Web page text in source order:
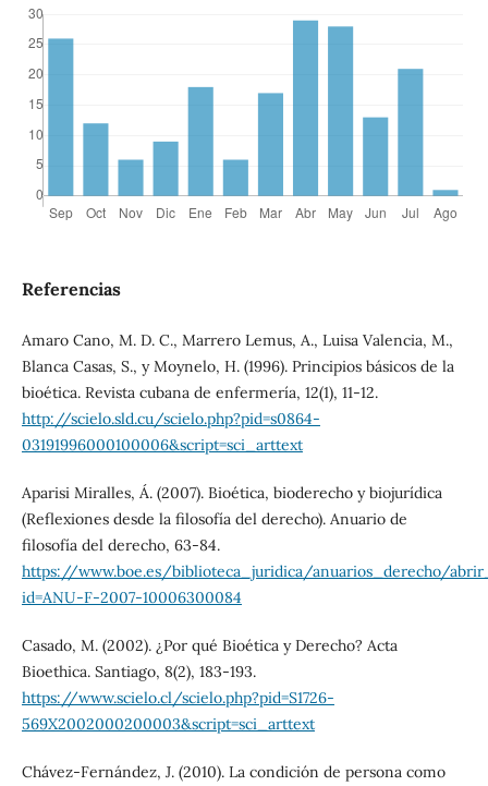
Referencias
Amaro Cano, M. D. C., Marrero Lemus, A., Luisa Valencia, M.,
Blanca Casas, S., y Moynelo, H. (1996). Principios básicos de la
bioética. Revista cubana de enfermería, 12(1), 11-12.
http://scielo.sld.cu/scielo.php?pid=s0864-
03191996000100006&script=sci_arttext
Aparisi Miralles, Á. (2007). Bioética, bioderecho y biojurídica
(Reflexiones desde la filosofía del derecho). Anuario de
filosofía del derecho, 63-84.
https://www.boe.es/biblioteca_juridica/anuarios_derecho/
id=ANU-F-2007-10006300084
Casado, M. (2002). ¿Por qué Bioética y Derecho? Acta
Bioethica. Santiago, 8(2), 183-193.
https://www.scielo.cl/scielo.php?pid=S1726-
569X2002000200003&script=sci_arttext
Chávez-Fernández, J. (2010). La condición de persona como